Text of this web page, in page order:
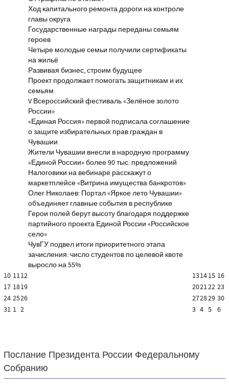
Ход капитального ремонта дороги на контроле
главы округа
Государственные награды переданы семьям
героев
Четыре молодые семьи получили сертификаты
на жильё
Развивая бизнес, строим будущее
Проект продолжает помогать защитникам и их
семьям
V Всероссийский фестиваль «Зелёное золото
России»
«Единая Россия» первой подписала соглашение
о защите избирательных прав граждан в
Чувашии
Жители Чувашии внесли в народную программу
«Единой России» более 90 тыс. предложений
Налоговики на вебинаре расскажут о
маркетплейсе «Витрина имущества банкротов»
Олег Николаев: Портал «Яркое лето Чувашии»
объединяет главные события в республике
Герои полей берут высоту благодаря поддержке
партийного проекта Единой России «Российское
село»
ЧувГУ подвел итоги приоритетного этапа
зачисления: число студентов по целевой квоте
выросло на 55%
10 1112 131415 16
17 1819 202122 23
24 2526 272829 30
31 1 2 3 4 5 6
Послание Президента России Федеральному
Собранию